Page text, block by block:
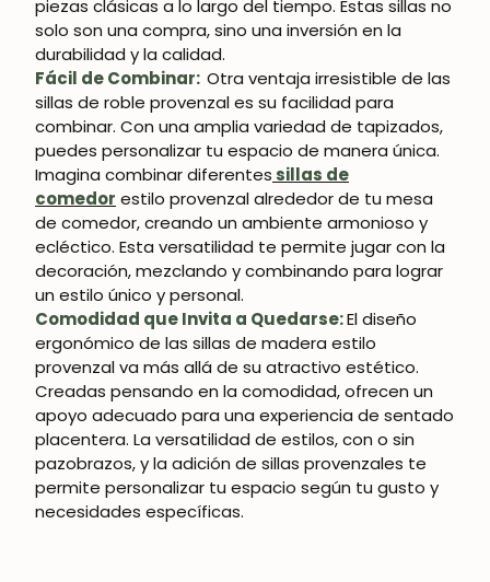
piezas clásicas a lo largo del tiempo. Estas sillas no
solo son una compra, sino una inversión en la
durabilidad y la calidad.
Fácil de Combinar: Otra ventaja irresistible de las
sillas de roble provenzal es su facilidad para
combinar. Con una amplia variedad de tapizados,
puedes personalizar tu espacio de manera única.
Imagina combinar diferentes sillas de
comedor estilo provenzal alrededor de tu mesa
de comedor, creando un ambiente armonioso y
ecléctico. Esta versatilidad te permite jugar con la
decoración, mezclando y combinando para lograr
un estilo único y personal.
Comodidad que Invita a Quedarse:El diseño
ergonómico de las sillas de madera estilo
provenzal va más allá de su atractivo estético.
Creadas pensando en la comodidad, ofrecen un
apoyo adecuado para una experiencia de sentado
placentera. La versatilidad de estilos, con o sin
pazobrazos, y la adición de sillas provenzales te
permite personalizar tu espacio según tu gusto y
necesidades específicas.
COMUNIDAD!
Suscríbete y consigue un 5% de descuento
en tu primera compra.
SUSCRIBIRME